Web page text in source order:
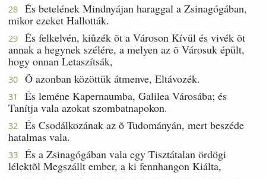
28
És betelének Mindnyájan haraggal a Zsinagógában,
mikor ezeket Hallották.
29
És felkelvén, kiûzék õt a Városon Kívül és vivék õt
annak a hegynek szélére, a melyen az õ Városuk épült,
hogy onnan Letaszítsák,
30 Õ azonban közöttük átmenve, Eltávozék.
31
És leméne Kapernaumba, Galilea Városába; és
Tanítja vala azokat szombatnapokon.
32
És Csodálkozának az õ Tudományán, mert beszéde
hatalmas vala.
33
És a Zsinagógában vala egy Tisztátalan ördögi
lélektõl Megszállt ember, a ki fennhangon Kiálta,